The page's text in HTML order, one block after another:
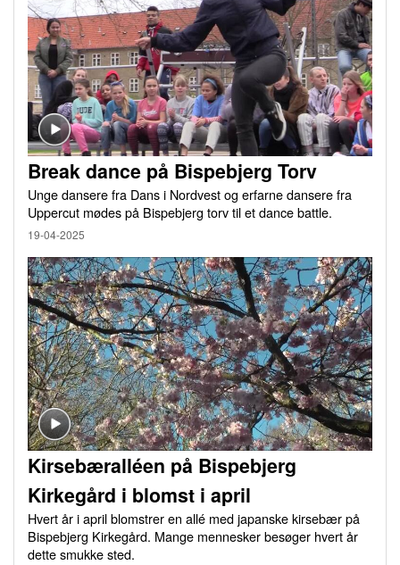
Break dance på Bispebjerg Torv
Unge dansere fra Dans i Nordvest og erfarne dansere fra
Uppercut mødes på Bispebjerg torv til et dance battle.
19-04-2025
Kirsebæralléen på Bispebjerg
Kirkegård i blomst i april
Hvert år i april blomstrer en allé med japanske kirsebær på
Bispebjerg Kirkegård. Mange mennesker besøger hvert år
dette smukke sted.